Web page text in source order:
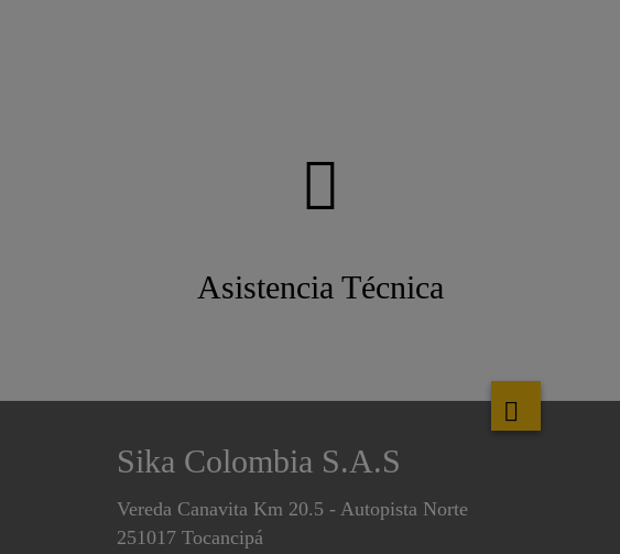
Asistencia Técnica
Sika Colombia S.A.S
Vereda Canavita Km 20.5 - Autopista Norte
251017 Tocancipá